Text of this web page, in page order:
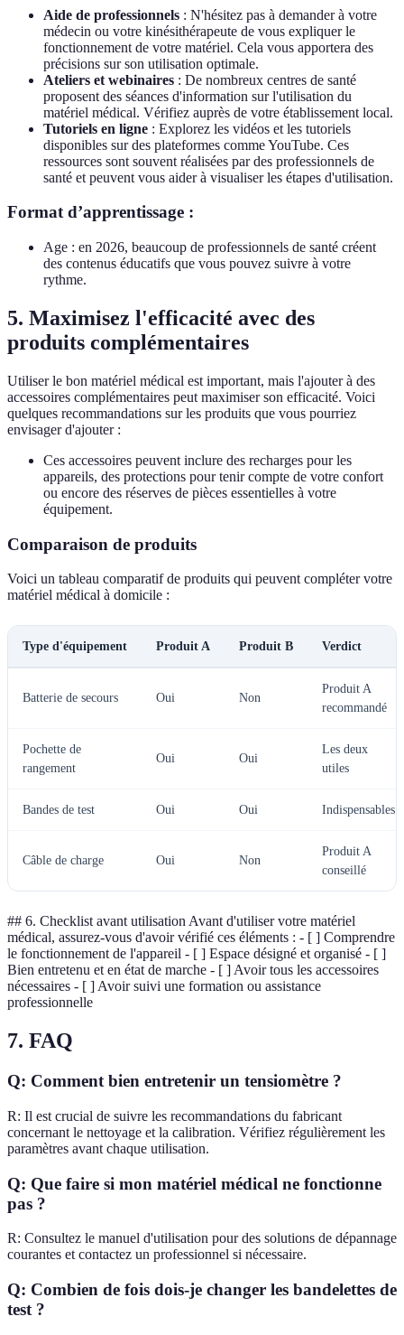
Aide de professionnels : N'hésitez pas à demander à votre
médecin ou votre kinésithérapeute de vous expliquer le
fonctionnement de votre matériel. Cela vous apportera des
précisions sur son utilisation optimale.
Ateliers et webinaires : De nombreux centres de santé
proposent des séances d'information sur l'utilisation du
matériel médical. Vérifiez auprès de votre établissement local.
Tutoriels en ligne : Explorez les vidéos et les tutoriels
disponibles sur des plateformes comme YouTube. Ces
ressources sont souvent réalisées par des professionnels de
santé et peuvent vous aider à visualiser les étapes d'utilisation.
Format d’apprentissage :
Age : en 2026, beaucoup de professionnels de santé créent
des contenus éducatifs que vous pouvez suivre à votre
rythme.
5. Maximisez l'efficacité avec des
produits complémentaires
Utiliser le bon matériel médical est important, mais l'ajouter à des
accessoires complémentaires peut maximiser son efficacité. Voici
quelques recommandations sur les produits que vous pourriez
envisager d'ajouter :
Ces accessoires peuvent inclure des recharges pour les
appareils, des protections pour tenir compte de votre confort
ou encore des réserves de pièces essentielles à votre
équipement.
Comparaison de produits
Voici un tableau comparatif de produits qui peuvent compléter votre
matériel médical à domicile :
Type d'équipement Produit A Produit B Verdict
Batterie de secours Oui Non
Produit A
recommandé
Pochette de
rangement
Oui Oui
Les deux
utiles
Bandes de test Oui Oui Indispensables
Câble de charge Oui Non
Produit A
conseillé
## 6. Checklist avant utilisation Avant d'utiliser votre matériel
médical, assurez-vous d'avoir vérifié ces éléments : - [ ] Comprendre
le fonctionnement de l'appareil - [ ] Espace désigné et organisé - [ ]
Bien entretenu et en état de marche - [ ] Avoir tous les accessoires
nécessaires - [ ] Avoir suivi une formation ou assistance
professionnelle
7. FAQ
Q: Comment bien entretenir un tensiomètre ?
R: Il est crucial de suivre les recommandations du fabricant
concernant le nettoyage et la calibration. Vérifiez régulièrement les
paramètres avant chaque utilisation.
Q: Que faire si mon matériel médical ne fonctionne
pas ?
R: Consultez le manuel d'utilisation pour des solutions de dépannage
courantes et contactez un professionnel si nécessaire.
Q: Combien de fois dois-je changer les bandelettes de
test ?